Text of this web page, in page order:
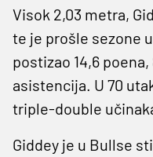
Visok 2,03 metra,
te je prošle sezone
postizao 14,6 poena,
asistencija. U 70
triple-double
Giddey je u Bullse